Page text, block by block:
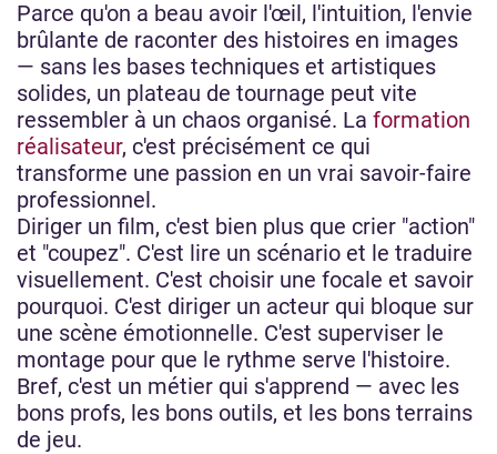
Parce qu'on a beau avoir l'œil, l'intuition, l'envie
brûlante de raconter des histoires en images
— sans les bases techniques et artistiques
solides, un plateau de tournage peut vite
ressembler à un chaos organisé. La formation
réalisateur, c'est précisément ce qui
transforme une passion en un vrai savoir-faire
professionnel.
Diriger un film, c'est bien plus que crier "action"
et "coupez". C'est lire un scénario et le traduire
visuellement. C'est choisir une focale et savoir
pourquoi. C'est diriger un acteur qui bloque sur
une scène émotionnelle. C'est superviser le
montage pour que le rythme serve l'histoire.
Bref, c'est un métier qui s'apprend — avec les
bons profs, les bons outils, et les bons terrains
de jeu.